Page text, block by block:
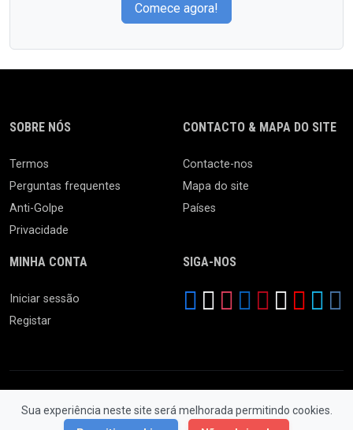
Comece agora!
Sua experiência neste site será melhorada permitindo cookies.
SOBRE NÓS
Termos
Perguntas frequentes
Anti-Golpe
Privacidade
CONTACTO & MAPA DO SITE
Contacte-nos
Mapa do site
Países
MINHA CONTA
Iniciar sessão
Registar
SIGA-NOS
© 2026 Feira da Ladra. Todos os Direitos Reservados.